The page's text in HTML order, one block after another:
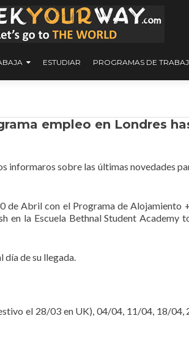
ESTUDIAR PROGRAMAS DE
empleo en Londres
informaros sobre las últimas novedades
de Abril con el Programa de Alojamiento
en la Escuela Bethnal Student Academy
día de su llegada.
el 28/03 en UK), 04/04, 11/04, 18/04,